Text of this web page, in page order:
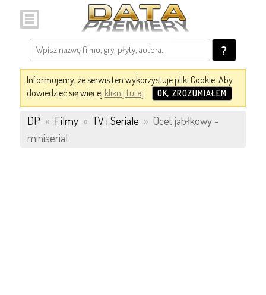
?
Informujemy, że serwis ten wykorzystuje pliki Cookie. Aby
dowiedzieć się więcej kliknij tutaj. OK, ZROZUMIAŁEM
DP » Filmy » TV i Seriale » Ocet jabłkowy -
miniserial